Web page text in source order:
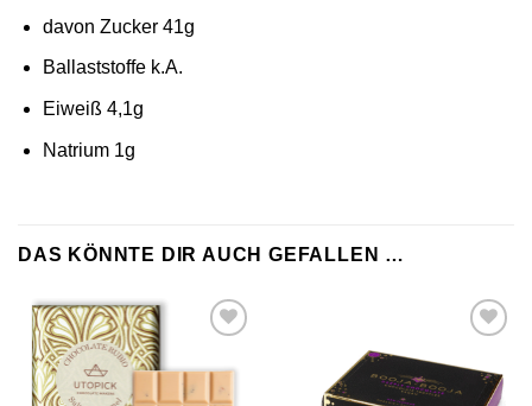
davon Zucker 41g
Ballaststoffe k.A.
Eiweiß 4,1g
Natrium 1g
DAS KÖNNTE DIR AUCH GEFALLEN …
Wunschliste
hinzufügen
Wunschliste
hinzufügen